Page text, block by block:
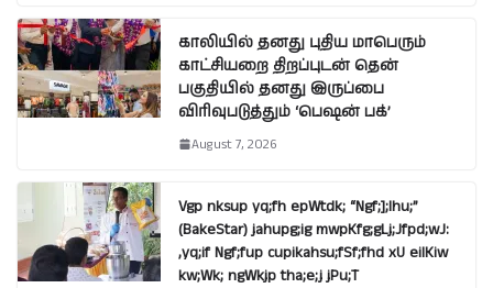
காலியில் தனது புதிய மாபெரும்
காட்சியறை திறப்புடன் தென்
பகுதியில் தனது இருப்பை
விரிவுபடுத்தும் ‘பெஷன் பக்’
August 7, 2026
Vgp nksup yq;fh epWtdk; “Ngf;];lhu;”
(BakeStar) jahupg;ig mwpKfg;gLj;Jfpd;wJ:
,yq;if Ngf;fup cupikahsu;fSf;fhd xU eilKiw
kw;Wk; ngWkjp tha;e;j jPu;T